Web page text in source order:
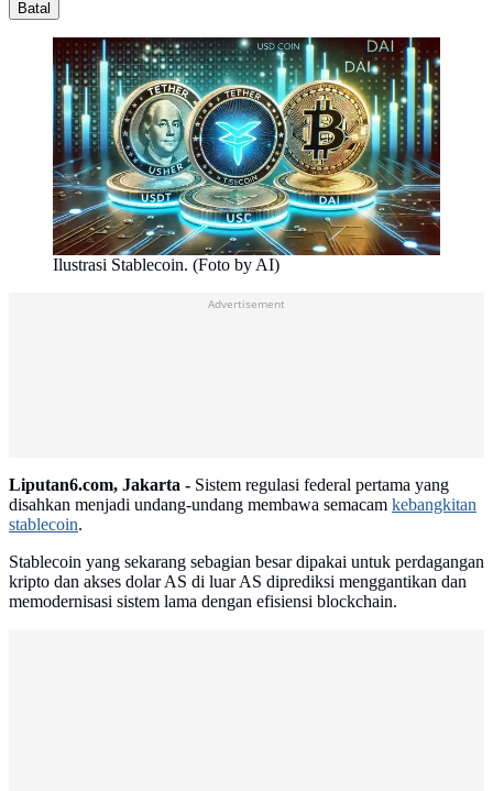
Batal
Ilustrasi Stablecoin. (Foto by AI)
Advertisement
Liputan6.com, Jakarta - Sistem regulasi federal pertama yang
disahkan menjadi undang-undang membawa semacam kebangkitan
stablecoin.
Stablecoin yang sekarang sebagian besar dipakai untuk perdagangan
kripto dan akses dolar AS di luar AS diprediksi menggantikan dan
memodernisasi sistem lama dengan efisiensi blockchain.